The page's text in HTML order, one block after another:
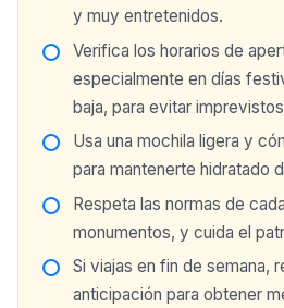
y muy entretenidos.
Verifica los horarios de
especialmente en días
baja, para evitar
Usa una mochila ligera y
para mantenerte hidratado
Respeta las normas de
monumentos, y cuida el
Si viajas en fin de semana,
anticipación para obtener